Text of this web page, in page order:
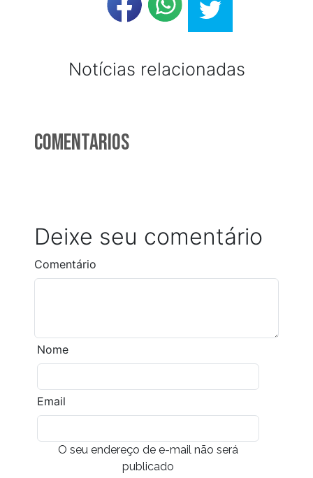
Notícias relacionadas
Comentarios
Deixe seu comentário
Comentário
Nome
Email
O seu endereço de e-mail não será
publicado